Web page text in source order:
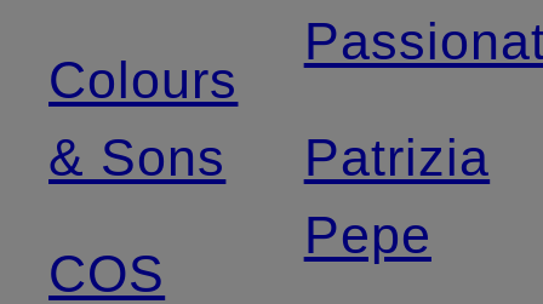
Colours
& Sons
COS
Patrizia
Pepe